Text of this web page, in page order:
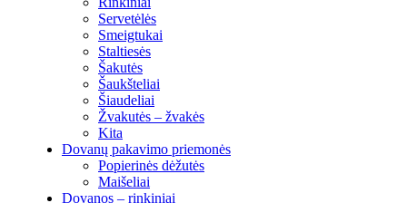
Servetėlės
Smeigtukai
Staltiesės
Šakutės
Šaukšteliai
Šiaudeliai
Žvakutės – žvakės
Kita
Dovanų pakavimo priemonės
Popierinės dėžutės
Maišeliai
Dovanos – rinkiniai